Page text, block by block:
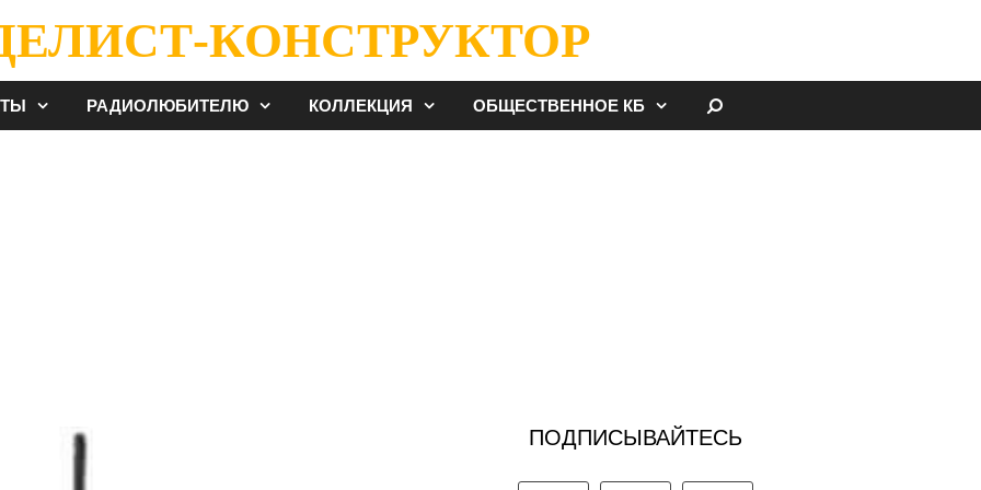
КОНСТРУКТОР
РАДИОЛЮБИТЕЛЮ КОЛЛЕКЦИЯ ОБЩЕСТВЕННОЕ КБ
ПОДПИСЫВАЙТЕСЬ